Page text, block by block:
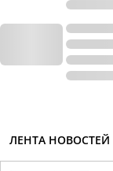
ЛЕНТА НОВОСТЕЙ